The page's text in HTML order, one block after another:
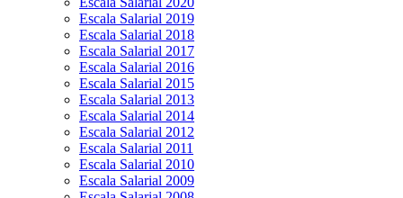
Escala Salarial 2019
Escala Salarial 2018
Escala Salarial 2017
Escala Salarial 2016
Escala Salarial 2015
Escala Salarial 2013
Escala Salarial 2014
Escala Salarial 2012
Escala Salarial 2011
Escala Salarial 2010
Escala Salarial 2009